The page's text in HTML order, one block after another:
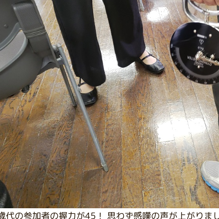
の参加者の握力が45！ 思わず感嘆の声が上がりま